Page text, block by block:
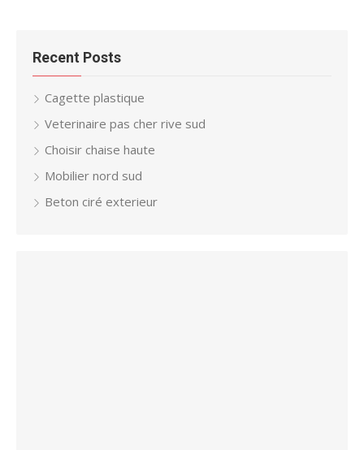
Recent Posts
Cagette plastique
Veterinaire pas cher rive sud
Choisir chaise haute
Mobilier nord sud
Beton ciré exterieur